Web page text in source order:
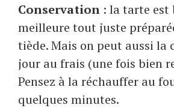
Conservation : la tarte est
meilleure tout juste
tiède. Mais on peut aussi la
jour au frais (une fois bien
Pensez à la réchauffer au
quelques minutes.